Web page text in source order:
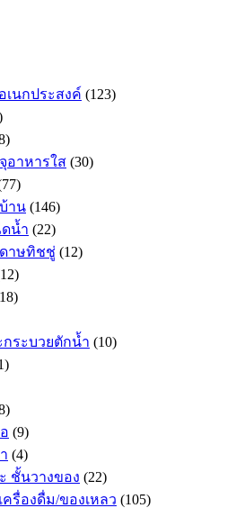
นกประสงค์ (123)
อาหารใส (30)
าน (146)
น้ำ (22)
าษทิชชู่ (12)
ระบวยตักน้ำ (10)
(9)
(4)
ชั้นวางของ (22)
รื่องดื่ม/ของเหลว (105)